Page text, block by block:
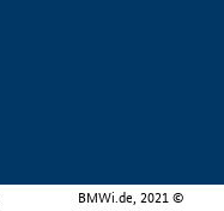
BMWi.de, 2021 ©